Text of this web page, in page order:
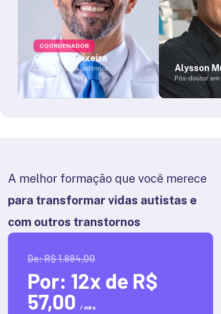
COORDENADOR
Gustavo Teixeira
Coordenador Acadêmico Alysson
Pós-doutor
biologia de
Institute for
A melhor formação que você merece
para transformar vidas autistas e
com outros transtornos
De: R$ 1.884,00
Por: 12x de R$
57,00
/ mês